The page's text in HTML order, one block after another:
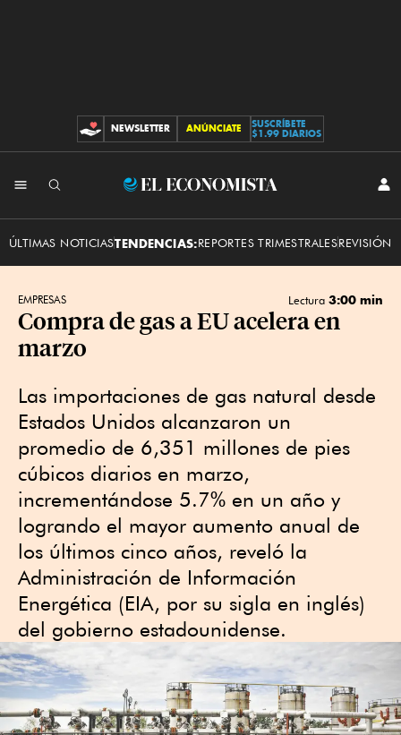
CONTRIBUCIONES
NEWSLETTER ANÚNCIATE
SUSCRÍBETE
$1.99 DIARIOS
El
ÚLTIMAS NOTICIASTENDENCIAS:REPORTES TRIMESTRALESREVISIÓN
EMPRESAS Lectura 3:00 min
Compra de gas a EU acelera en
marzo
Las importaciones de gas natural desde
Estados Unidos alcanzaron un
promedio de 6,351 millones de pies
cúbicos diarios en marzo,
incrementándose 5.7% en un año y
logrando el mayor aumento anual de
los últimos cinco años, reveló la
Administración de Información
Energética (EIA, por su sigla en inglés)
del gobierno estadounidense.